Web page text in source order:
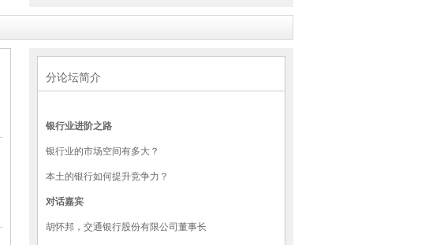
分论坛简介
银行业进阶之路
银行业的市场空间有多大？
本土的银行如何提升竞争力？
对话嘉宾
胡怀邦，交通银行股份有限公司董事长